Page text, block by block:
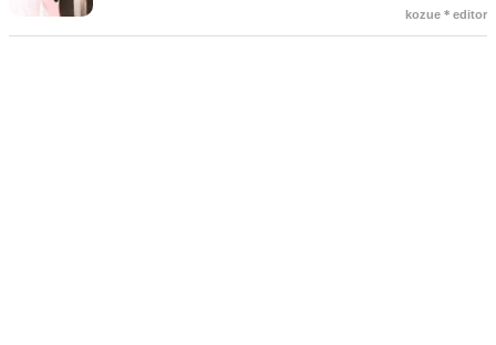
ベントでも、やむを得ない事情で延期や中止、キャンセルを検討しな
kozue＊editor